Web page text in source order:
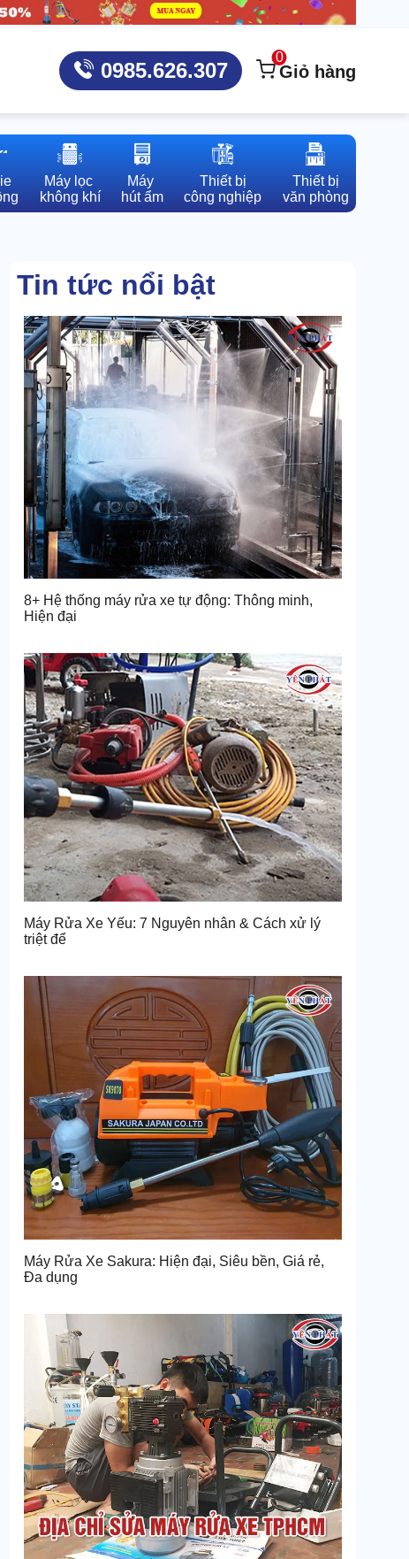
0985.626.307
0
Giỏ hàng
Máy lọc
không khí
Máy
hút ẩm
Thiết bị
công nghiệp
Thiết bị
văn phòng
Tin tức nổi bật
8+ Hệ thống máy rửa xe tự động: Thông minh,
Hiện đại
Máy Rửa Xe Yếu: 7 Nguyên nhân & Cách xử lý
triệt để
Máy Rửa Xe Sakura: Hiện đại, Siêu bền, Giá rẻ,
Đa dụng